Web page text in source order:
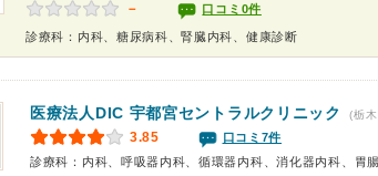
－ 口コミ0件
診療科：内科、糖尿病科、腎臓内科、健康診断
医療法人DIC 宇都宮セントラルクリニック (栃
3.85
口コミ7件